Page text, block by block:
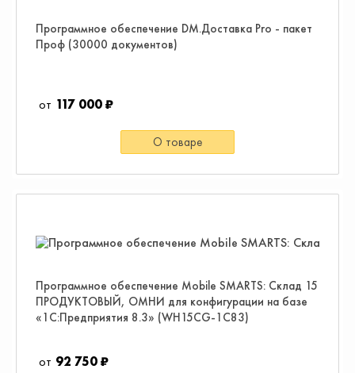
Программное обеспечение DM.Доставка Pro - пакет
Проф (30000 документов)
117 000 ₽
О товаре
Программное обеспечение Mobile SMARTS: Склад 15
ПРОДУКТОВЫЙ, ОМНИ для конфигурации на базе
«1С:Предприятия 8.3» (WH15CG-1C83)
92 750 ₽